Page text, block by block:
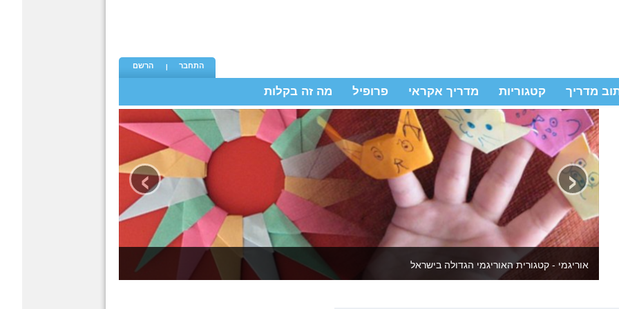
הרשם התחבר
מדריך קטגוריות מדריך אקראי פרופיל מה זה בקלות
יצירה לילדים ולמבוגרים - באתר מדריכי יצירה שידהימו אתכם מחדש כל פעם
‹
›